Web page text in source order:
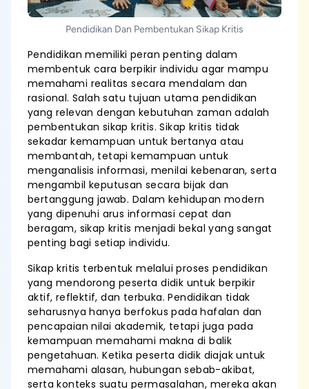
Pendidikan Dan Pembentukan Sikap Kritis
Pendidikan memiliki peran penting dalam
membentuk cara berpikir individu agar mampu
memahami realitas secara mendalam dan
rasional. Salah satu tujuan utama pendidikan
yang relevan dengan kebutuhan zaman adalah
pembentukan sikap kritis. Sikap kritis tidak
sekadar kemampuan untuk bertanya atau
membantah, tetapi kemampuan untuk
menganalisis informasi, menilai kebenaran, serta
mengambil keputusan secara bijak dan
bertanggung jawab. Dalam kehidupan modern
yang dipenuhi arus informasi cepat dan
beragam, sikap kritis menjadi bekal yang sangat
penting bagi setiap individu.
Sikap kritis terbentuk melalui proses pendidikan
yang mendorong peserta didik untuk berpikir
aktif, reflektif, dan terbuka. Pendidikan tidak
seharusnya hanya berfokus pada hafalan dan
pencapaian nilai akademik, tetapi juga pada
kemampuan memahami makna di balik
pengetahuan. Ketika peserta didik diajak untuk
memahami alasan, hubungan sebab-akibat,
serta konteks suatu permasalahan, mereka akan